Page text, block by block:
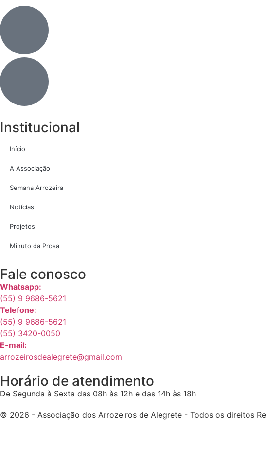
Institucional
Início
A Associação
Semana Arrozeira
Notícias
Projetos
Minuto da Prosa
Fale conosco
Whatsapp:
(55) 9 9686-5621
Telefone:
(55) 9 9686-5621
(55) 3420-0050
E-mail:
arrozeirosdealegrete@gmail.com
Horário de atendimento
De Segunda à Sexta das 08h às 12h e das 14h às 18h
© 2026 - Associação dos Arrozeiros de Alegrete - Todos os direitos